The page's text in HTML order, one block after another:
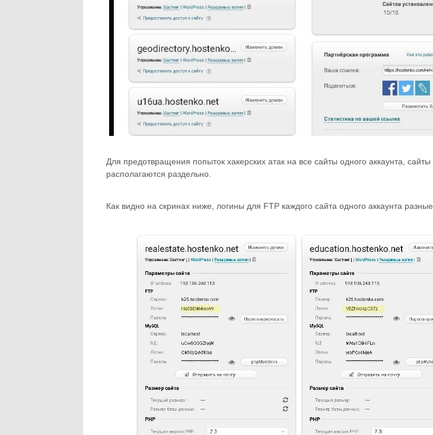
Для предотвращения попыток хакерских атак на все сайты одного аккаунта, сайты
располагаются раздельно.
Как видно на скринах ниже, логины для FTP каждого сайта одного аккаунта разные.